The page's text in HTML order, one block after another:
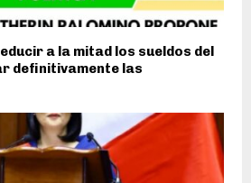
a la mitad los sueldos del
definitivamente las